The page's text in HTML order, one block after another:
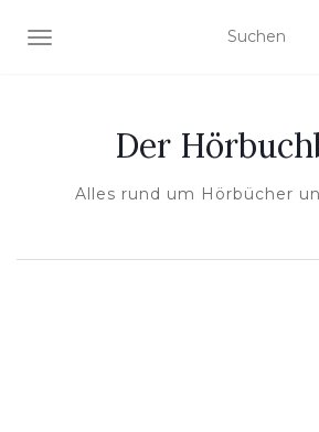
NAVIGATION UMSCHALTEN
Der
Alles rund um Hörbücher